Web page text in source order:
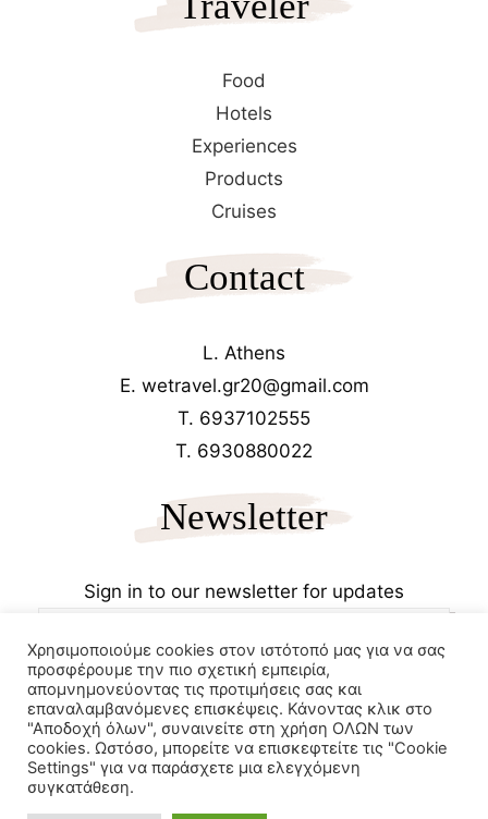
Food
Hotels
Experiences
Products
Cruises
Contact
L. Athens
E. wetravel.gr20@gmail.com
T. 6937102555
T. 6930880022
Newsletter
Sign in to our newsletter for updates
Copyrights 2025Wetravel.gr
Χρησιμοποιούμε cookies στον ιστότοπό μας για να σας
προσφέρουμε την πιο σχετική εμπειρία,
απομνημονεύοντας τις προτιμήσεις σας και
επαναλαμβανόμενες επισκέψεις. Κάνοντας κλικ στο
"Αποδοχή όλων", συναινείτε στη χρήση ΟΛΩΝ των
cookies. Ωστόσο, μπορείτε να επισκεφτείτε τις "Cookie
Settings" για να παράσχετε μια ελεγχόμενη
συγκατάθεση.